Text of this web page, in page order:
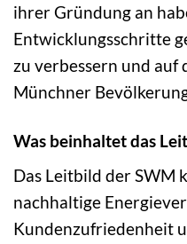
ihrer Gründung an
Entwicklungsschritte
zu verbessern und auf
Münchner
Was beinhaltet das
Das Leitbild der SWM
nachhaltige
Kundenzufriedenheit